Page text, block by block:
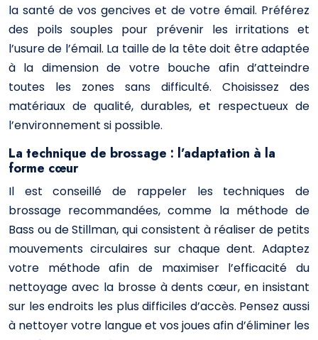
la santé de vos gencives et de votre émail. Préférez
des poils souples pour prévenir les irritations et
l’usure de l’émail. La taille de la tête doit être adaptée
à la dimension de votre bouche afin d’atteindre
toutes les zones sans difficulté. Choisissez des
matériaux de qualité, durables, et respectueux de
l’environnement si possible.
La technique de brossage : l’adaptation à la
forme cœur
Il est conseillé de rappeler les techniques de
brossage recommandées, comme la méthode de
Bass ou de Stillman, qui consistent à réaliser de petits
mouvements circulaires sur chaque dent. Adaptez
votre méthode afin de maximiser l’efficacité du
nettoyage avec la brosse à dents cœur, en insistant
sur les endroits les plus difficiles d’accès. Pensez aussi
à nettoyer votre langue et vos joues afin d’éliminer les